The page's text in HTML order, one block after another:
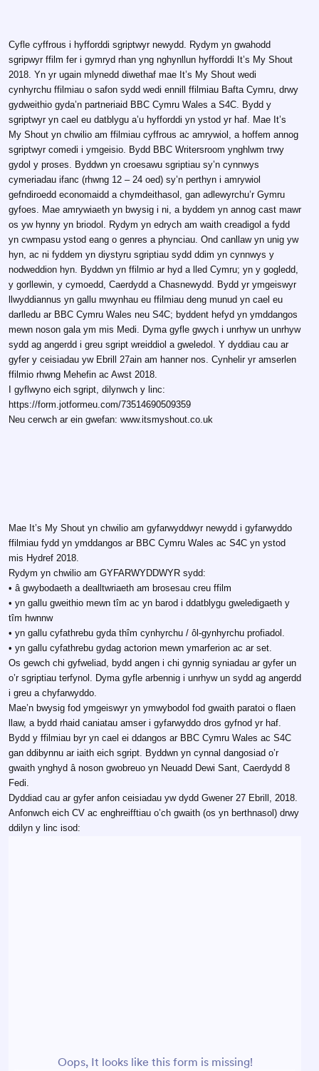
Cyfle cyffrous i hyfforddi sgriptwyr newydd. Rydym yn gwahodd
sgripwyr ffilm fer i gymryd rhan yng nghynllun hyfforddi It’s My Shout
2018. Yn yr ugain mlynedd diwethaf mae It’s My Shout wedi
cynhyrchu ffilmiau o safon sydd wedi ennill ffilmiau Bafta Cymru, drwy
gydweithio gyda’n partneriaid BBC Cymru Wales a S4C. Bydd y
sgriptwyr yn cael eu datblygu a’u hyfforddi yn ystod yr haf. Mae It’s
My Shout yn chwilio am ffilmiau cyffrous ac amrywiol, a hoffem annog
sgriptwyr comedi i ymgeisio. Bydd BBC Writersroom ynghlwm trwy
gydol y proses. Byddwn yn croesawu sgriptiau sy’n cynnwys
cymeriadau ifanc (rhwng 12 – 24 oed) sy’n perthyn i amrywiol
gefndiroedd economaidd a chymdeithasol, gan adlewyrchu’r Gymru
gyfoes. Mae amrywiaeth yn bwysig i ni, a byddem yn annog cast mawr
os yw hynny yn briodol. Rydym yn edrych am waith creadigol a fydd
yn cwmpasu ystod eang o genres a phynciau. Ond canllaw yn unig yw
hyn, ac ni fyddem yn diystyru sgriptiau sydd ddim yn cynnwys y
nodweddion hyn. Byddwn yn ffilmio ar hyd a lled Cymru; yn y gogledd,
y gorllewin, y cymoedd, Caerdydd a Chasnewydd. Bydd yr ymgeiswyr
llwyddiannus yn gallu mwynhau eu ffilmiau deng munud yn cael eu
darlledu ar BBC Cymru Wales neu S4C; byddent hefyd yn ymddangos
mewn noson gala ym mis Medi. Dyma gyfle gwych i unrhyw un unrhyw
sydd ag angerdd i greu sgript wreiddiol a gweledol. Y dyddiau cau ar
gyfer y ceisiadau yw Ebrill 27ain am hanner nos. Cynhelir yr amserlen
ffilmio rhwng Mehefin ac Awst 2018.
I gyflwyno eich sgript, dilynwch y linc:
https://form.jotformeu.com/73514690509359
Neu cerwch ar ein gwefan: www.itsmyshout.co.uk
Mae It’s My Shout yn chwilio am gyfarwyddwyr newydd i gyfarwyddo
ffilmiau fydd yn ymddangos ar BBC Cymru Wales ac S4C yn ystod
mis Hydref 2018.
Rydym yn chwilio am GYFARWYDDWYR sydd:
• â gwybodaeth a dealltwriaeth am brosesau creu ffilm
• yn gallu gweithio mewn tîm ac yn barod i ddatblygu gweledigaeth y
tîm hwnnw
• yn gallu cyfathrebu gyda thîm cynhyrchu / ôl-gynhyrchu profiadol.
• yn gallu cyfathrebu gydag actorion mewn ymarferion ac ar set.
Os gewch chi gyfweliad, bydd angen i chi gynnig syniadau ar gyfer un
o’r sgriptiau terfynol. Dyma gyfle arbennig i unrhyw un sydd ag angerdd
i greu a chyfarwyddo.
Mae’n bwysig fod ymgeiswyr yn ymwybodol fod gwaith paratoi o flaen
llaw, a bydd rhaid caniatau amser i gyfarwyddo dros gyfnod yr haf.
Bydd y ffilmiau byr yn cael ei ddangos ar BBC Cymru Wales ac S4C
gan ddibynnu ar iaith eich sgript. Byddwn yn cynnal dangosiad o’r
gwaith ynghyd â noson gwobreuo yn Neuadd Dewi Sant, Caerdydd 8
Fedi.
Dyddiad cau ar gyfer anfon ceisiadau yw dydd Gwener 27 Ebrill, 2018.
Anfonwch eich CV ac enghreifftiau o’ch gwaith (os yn berthnasol) drwy
ddilyn y linc isod: